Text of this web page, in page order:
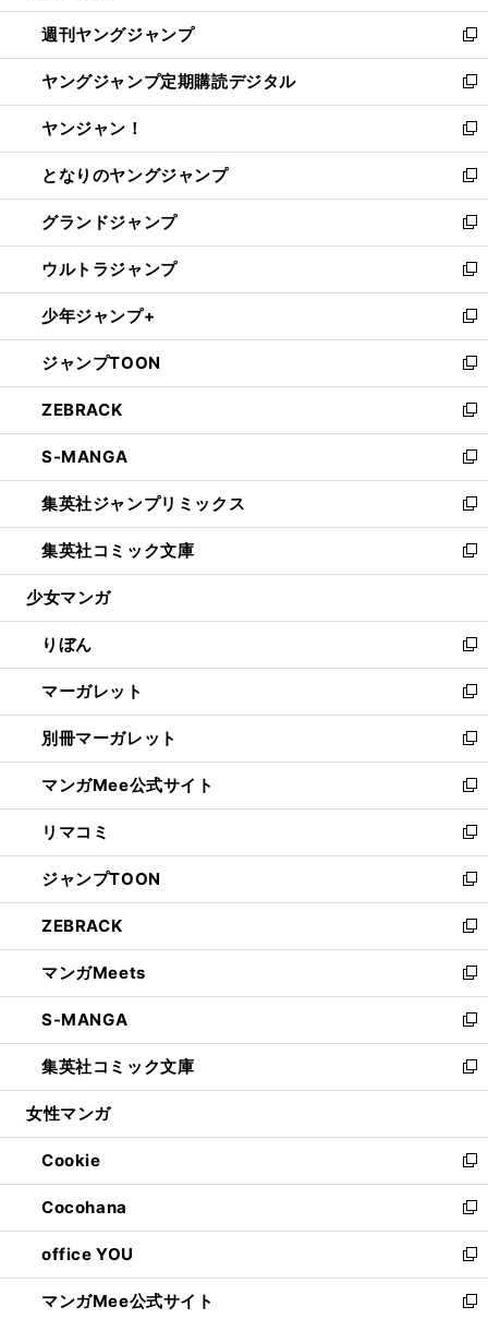
開
く
ウ
で
開
く
ン
ド
ウ
で
開
く
ウ
ィ
ン
ド
ウ
で
開
く
週刊ヤングジャンプ
新
し
い
ウ
ィ
ン
ド
ウ
で
開
く
ヤングジャンプ定期購読デジタル
新
し
い
ウ
ィ
ン
ド
ウ
で
開
く
ヤンジャン！
新
し
い
ウ
ィ
ン
ド
ウ
で
開
く
となりのヤングジャンプ
新
し
い
ウ
ィ
ン
ド
ウ
で
開
く
グランドジャンプ
新
し
い
ウ
ィ
ン
ド
ウ
で
開
く
ウルトラジャンプ
新
し
い
ウ
ィ
ン
ド
ウ
で
開
く
少年ジャンプ+
新
し
い
ウ
ィ
ン
ド
ウ
で
開
く
ジャンプTOON
新
し
い
ウ
ィ
ン
ド
ウ
で
開
ZEBRACK
新
し
い
ウ
ィ
ン
ド
ウ
開
く
S-MANGA
新
し
い
ウ
ィ
ン
ウ
で
開
く
集英社ジャンプリミックス
新
し
い
ウ
ン
ド
ウ
で
開
く
集英社コミック文庫
新
し
ウ
ィ
ン
ド
ウ
で
開
く
少女マンガ
りぼん
新
し
い
ウ
ィ
ン
ド
ウ
で
開
く
マーガレット
新
し
い
ウ
ィ
ン
ド
ウ
で
開
く
別冊マーガレット
新
し
い
ウ
ィ
ン
ド
ウ
で
開
く
マンガMee公式サイト
新
し
い
ウ
ィ
ン
ド
ウ
で
開
く
リマコミ
新
し
い
ウ
ィ
ン
ド
ウ
で
開
く
ジャンプTOON
新
し
い
ウ
ィ
ン
ド
ウ
で
開
ZEBRACK
新
し
い
ウ
ィ
ン
ド
ウ
開
く
マンガMeets
新
し
い
ウ
ィ
ン
ウ
で
開
く
S-MANGA
新
し
い
ウ
ン
ド
ウ
で
開
く
集英社コミック文庫
新
し
ウ
ィ
ン
ド
ウ
で
開
く
女性マンガ
Cookie
新
し
い
ウ
ィ
ン
ド
Cocohana
新
し
い
ウ
ィ
office YOU
新
し
い
マンガMee公式サイト 新